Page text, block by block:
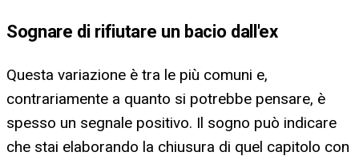
Sognare di rifiutare un bacio dall'ex
Questa variazione è tra le più comuni e,
contrariamente a quanto si potrebbe pensare, è
spesso un segnale positivo. Il sogno può indicare
che stai elaborando la chiusura di quel capitolo con